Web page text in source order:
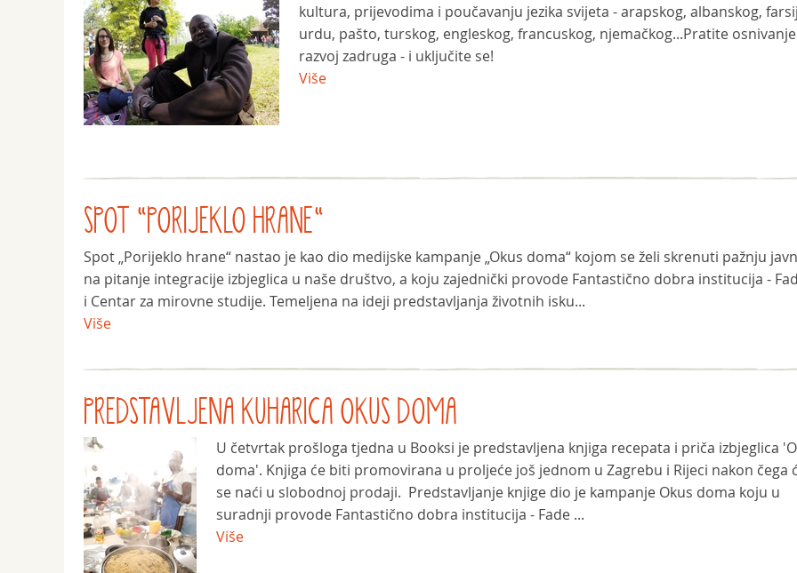
kultura, prijevodima i poučavanju jezika svijeta - arapskog, albanskog,
urdu, pašto, turskog, engleskog, francuskog, njemačkog...Pratite
razvoj zadruga - i uključite se!
Više
SPOT "PORIJEKLO HRANE"
Spot „Porijeklo hrane“ nastao je kao dio medijske kampanje „Okus doma“ kojom se želi skrenuti pažnju
na pitanje integracije izbjeglica u naše društvo, a koju zajednički provode Fantastično dobra institucija -
i Centar za mirovne studije. Temeljena na ideji predstavljanja životnih isku...
Više
PREDSTAVLJENA KUHARICA OKUS DOMA
U četvrtak prošloga tjedna u Booksi je predstavljena knjiga recepata i priča izbjeglica
doma'. Knjiga će biti promovirana u proljeće još jednom u Zagrebu i Rijeci nakon čega
se naći u slobodnoj prodaji. Predstavljanje knjige dio je kampanje Okus doma koju u
suradnji provode Fantastično dobra institucija - Fade ...
Više